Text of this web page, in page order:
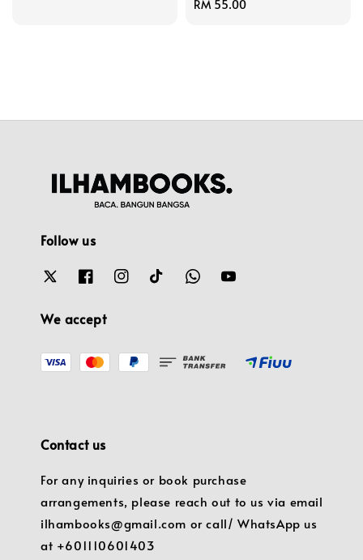
Regular
RM 55.00
Follow us
We accept
Contact us
For any inquiries or book purchase
arrangements, please reach out to us via email
ilhambooks@gmail.com or call/ WhatsApp us
at +601110601403